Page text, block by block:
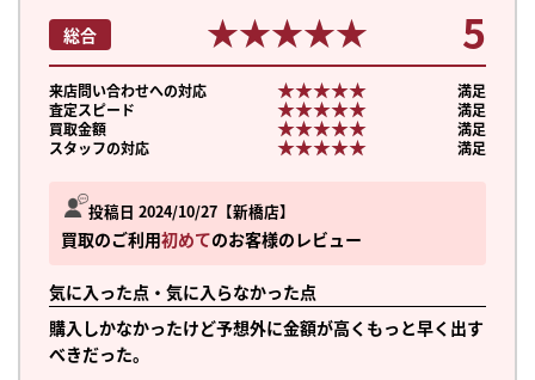
投稿日 2024/10/27 新橋店
買取のご利用初めてのお客様のレビュー
気に入った点・気に入らなかった点
購入しかなかったけど予想外に金額が高くもっと早く出す
べきだった。
総合 ★★★★★
★★★★★ 5
来店問い合わせへの対応 ★★★★★
★★★★★
満足
査定スピード
★★★★★
★★★★★
満足
買取金額
★★★★★
★★★★★
満足
スタッフの対応
★★★★★
★★★★★ 満足